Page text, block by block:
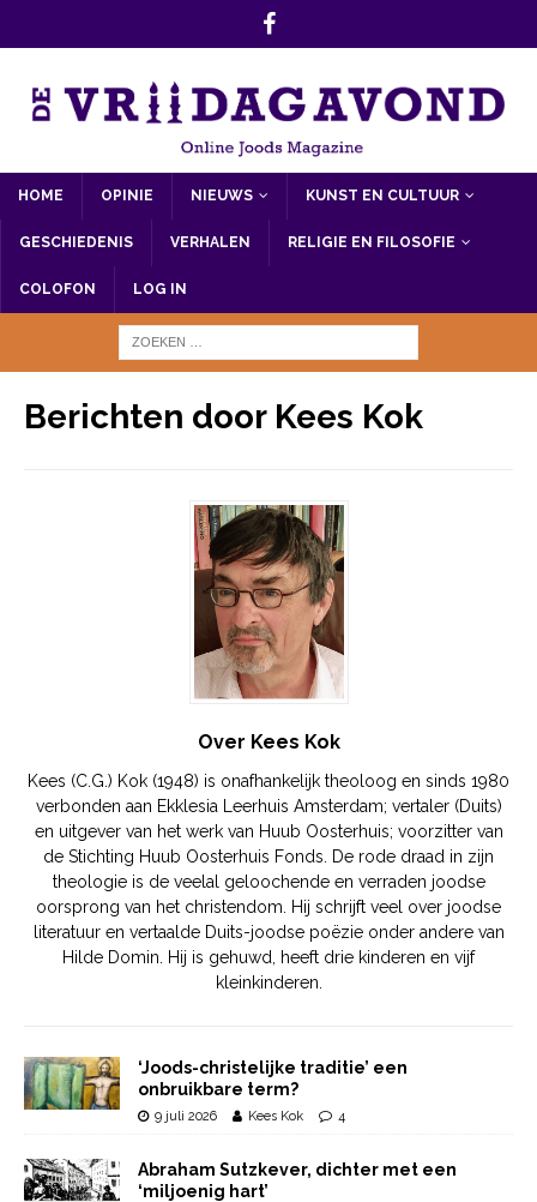
HOME OPINIE NIEUWS KUNST EN CULTUUR
GESCHIEDENIS VERHALEN RELIGIE EN FILOSOFIE
COLOFON LOG IN
Berichten door Kees Kok
Over Kees Kok
Kees (C.G.) Kok (1948) is onafhankelijk theoloog en sinds 1980
verbonden aan Ekklesia Leerhuis Amsterdam; vertaler (Duits)
en uitgever van het werk van Huub Oosterhuis; voorzitter van
de Stichting Huub Oosterhuis Fonds. De rode draad in zijn
theologie is de veelal geloochende en verraden joodse
oorsprong van het christendom. Hij schrijft veel over joodse
literatuur en vertaalde Duits-joodse poëzie onder andere van
Hilde Domin. Hij is gehuwd, heeft drie kinderen en vijf
kleinkinderen.
‘Joods-christelijke traditie’ een
onbruikbare term?
9 juli 2026 Kees Kok 4
Abraham Sutzkever, dichter met een
‘miljoenig hart’